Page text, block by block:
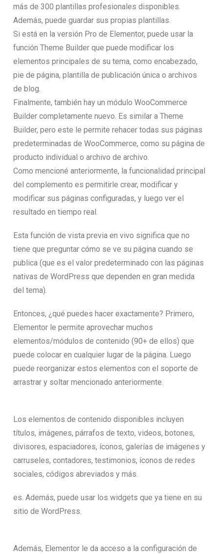
más de 300 plantillas profesionales disponibles.
Además, puede guardar sus propias plantillas.
Si está en la versión Pro de Elementor, puede usar la
función Theme Builder que puede modificar los
elementos principales de su tema, como encabezado,
pie de página, plantilla de publicación única o archivos
de blog.
Finalmente, también hay un módulo WooCommerce
Builder completamente nuevo. Es similar a Theme
Builder, pero este le permite rehacer todas sus páginas
predeterminadas de WooCommerce, como su página de
producto individual o archivo de archivo.
Como mencioné anteriormente, la funcionalidad principal
del complemento es permitirle crear, modificar y
modificar sus páginas configuradas, y luego ver el
resultado en tiempo real.
Esta función de vista previa en vivo significa que no
tiene que preguntar cómo se ve su página cuando se
publica (que es el valor predeterminado con las páginas
nativas de WordPress que dependen en gran medida
del tema).
Entonces, ¿qué puedes hacer exactamente? Primero,
Elementor le permite aprovechar muchos
elementos/módulos de contenido (90+ de ellos) que
puede colocar en cualquier lugar de la página. Luego
puede reorganizar estos elementos con el soporte de
arrastrar y soltar mencionado anteriormente.
Los elementos de contenido disponibles incluyen
títulos, imágenes, párrafos de texto, videos, botones,
divisores, espaciadores, íconos, galerías de imágenes y
carruseles, contadores, testimonios, íconos de redes
sociales, códigos abreviados y más.
es. Además, puede usar los widgets que ya tiene en su
sitio de WordPress.
Además, Elementor le da acceso a la configuración de